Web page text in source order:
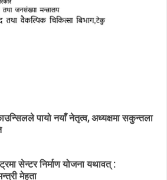
पायो नयाँ नेतृत्व, अध्यक्षमा सकुन्तला
सेन्टर निर्माण योजना यथावत् :
मेहता